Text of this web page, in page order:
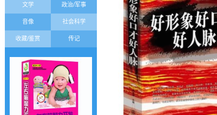
文学 政治/军事
音像 社会科学
收藏/鉴赏 传记